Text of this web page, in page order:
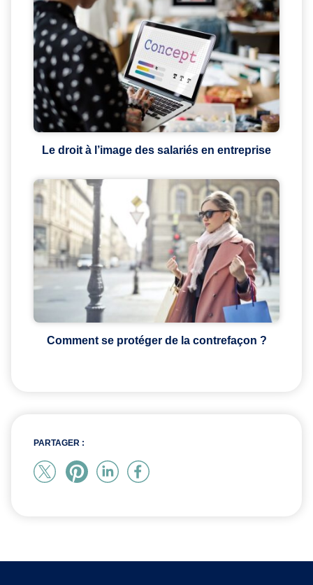
Le droit à l’image des salariés en entreprise
Comment se protéger de la contrefaçon ?
PARTAGER :